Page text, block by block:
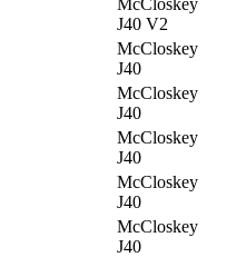
J40 V2
McCloskey
J40
McCloskey
J40
McCloskey
J40
McCloskey
J40
McCloskey
J40